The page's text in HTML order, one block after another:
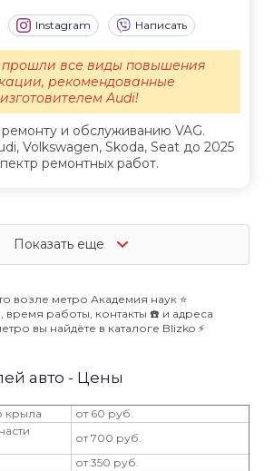
Instagram Написать
и обслуживанию VAG.
Volkswagen, Skoda, Seat до 2025
ремонтных работ.
все виды повышения
рекомендованные
Audi!
Показать еще
возле метро Академия наук ⭐️
время работы, контакты ☎️ и адреса
вы найдёте в каталоге Blizko ⚡️
авто - Цены
крыла
от 60 руб.
от 700 руб.
от 350 руб.